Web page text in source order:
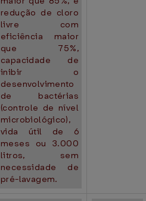
redução de cloro
livre com
eficiência maior
que 75%,
capacidade de
inibir o
desenvolvimento
de bactérias
(controle de nível
microbiológico),
vida útil de 6
meses ou 3.000
litros, sem
necessidade de
pré-lavagem.